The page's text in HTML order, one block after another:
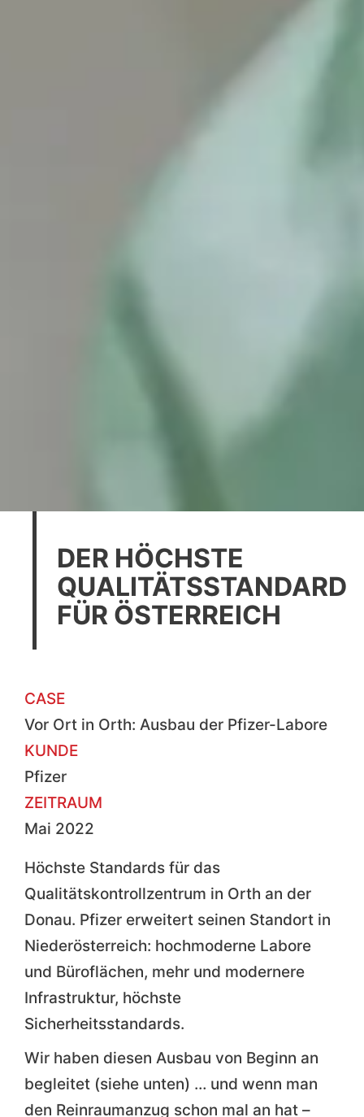
DER HÖCHSTE
QUALITÄTSSTANDARD
FÜR ÖSTERREICH
CASE
Vor Ort in Orth: Ausbau der Pfizer-Labore
KUNDE
Pfizer
ZEITRAUM
Mai 2022
Höchste Standards für das
Qualitätskontrollzentrum in Orth an der
Donau. Pfizer erweitert seinen Standort in
Niederösterreich: hochmoderne Labore
und Büroflächen, mehr und modernere
Infrastruktur, höchste
Sicherheitsstandards.
Wir haben diesen Ausbau von Beginn an
begleitet (siehe unten) … und wenn man
den Reinraumanzug schon mal an hat –